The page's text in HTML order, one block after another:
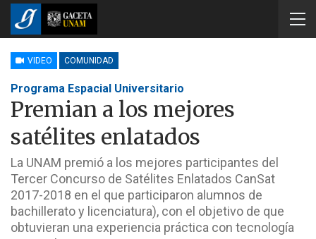
VIDEO COMUNIDAD
Programa Espacial Universitario
Premian a los mejores
satélites enlatados
La UNAM premió a los mejores participantes del
Tercer Concurso de Satélites Enlatados CanSat
2017-2018 en el que participaron alumnos de
bachillerato y licenciatura), con el objetivo de que
obtuvieran una experiencia práctica con tecnología